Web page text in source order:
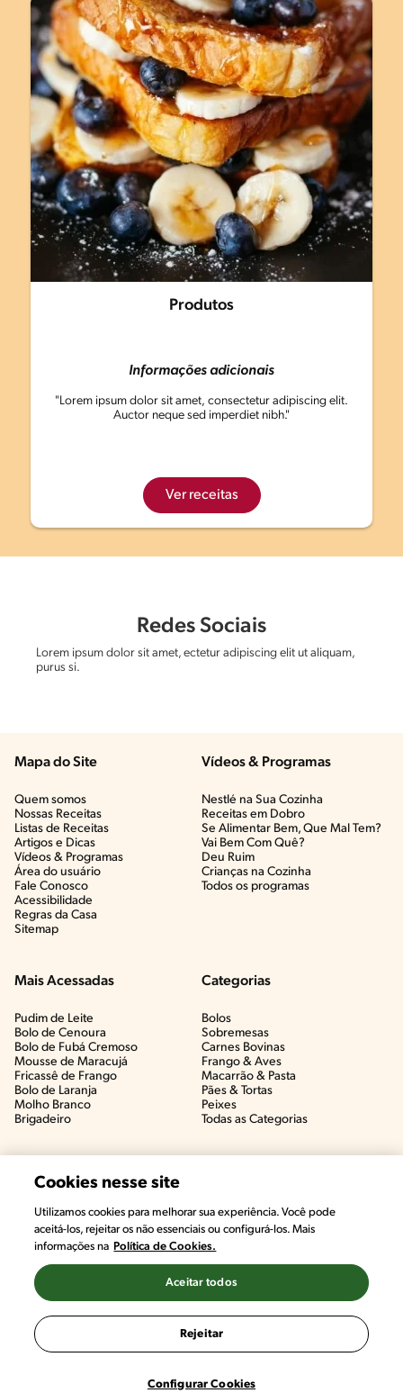
Produtos
Informações adicionais
"Lorem ipsum dolor sit amet, consectetur adipiscing elit.
Auctor neque sed imperdiet nibh."
Ver receitas
Redes Sociais
Lorem ipsum dolor sit amet, ectetur adipiscing elit ut aliquam,
purus si.
Deseja compartilhar esse conteúdo?
Mapa do Site
Quem somos
Nossas Receitas
Listas de Receitas​
Artigos e Dicas​
Vídeos & Programas​
Área do usuário
Fale Conosco
Acessibilidade
Regras da Casa
Sitemap
Vídeos & Programas​
Nestlé na Sua Cozinha
Receitas em Dobro
Se Alimentar Bem, Que Mal Tem?​
Vai Bem Com Quê?​
Deu Ruim​
Crianças na Cozinha​
Todos os programas
Mais Acessadas
Pudim de Leite
Bolo de Cenoura
Bolo de Fubá Cremoso
Mousse de Maracujá
Fricassê de Frango
Bolo de Laranja
Molho Branco
Brigadeiro
Categorias
Bolos
Sobremesas
Carnes Bovinas​
Frango & Aves​
Macarrão & Pasta​
Pães & Tortas​
Peixes
Todas as Categorias
Cookies nesse site
Utilizamos cookies para melhorar sua experiência. Você pode
aceitá-los, rejeitar os não essenciais ou configurá-los. Mais
informações na Política de Cookies.
Configurar Cookies
Rejeitar
Aceitar todos